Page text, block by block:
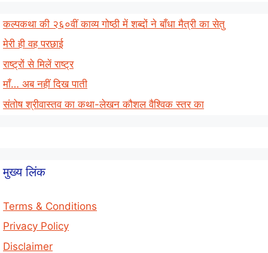
कल्पकथा की २६०वीं काव्य गोष्ठी में शब्दों ने बाँधा मैत्री का सेतु
मेरी ही वह परछाई
राष्ट्रों से मिलें राष्ट्र
माँ… अब नहीं दिख पाती
संतोष श्रीवास्तव का कथा-लेखन कौशल वैश्विक स्तर का
मुख्य लिंक
Terms & Conditions
Privacy Policy
Disclaimer